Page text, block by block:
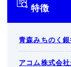
特徴
青森みちのく
アコム株式会